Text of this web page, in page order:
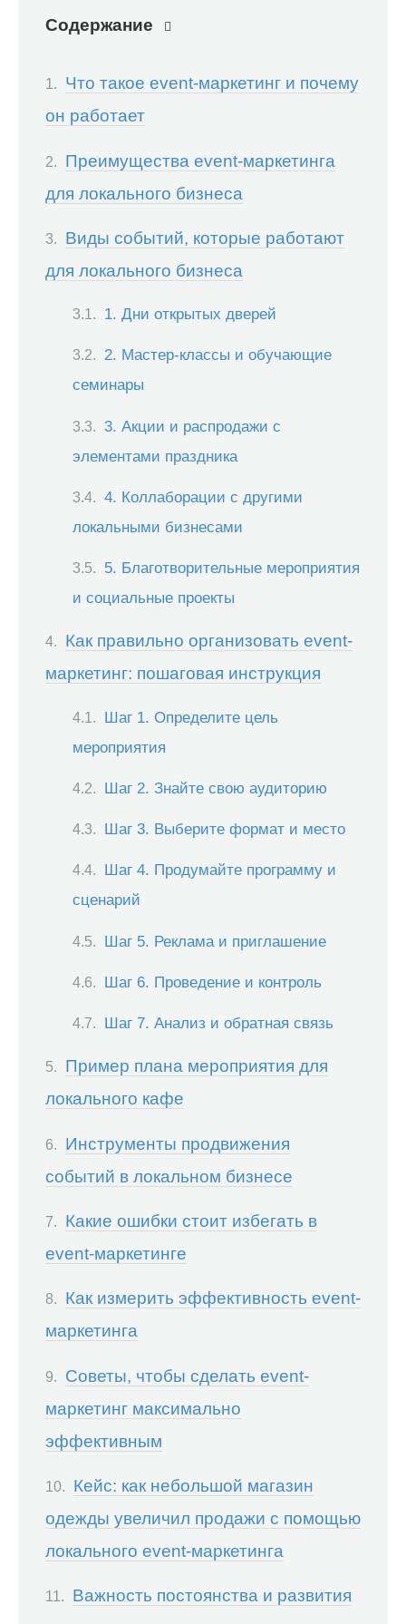
Содержание
Что такое event-маркетинг и почему
он работает
Преимущества event-маркетинга
для локального бизнеса
Виды событий, которые работают
для локального бизнеса
1. Дни открытых дверей
2. Мастер-классы и обучающие
семинары
3. Акции и распродажи с
элементами праздника
4. Коллаборации с другими
локальными бизнесами
5. Благотворительные мероприятия
и социальные проекты
Как правильно организовать event-
маркетинг: пошаговая инструкция
Шаг 1. Определите цель
мероприятия
Шаг 2. Знайте свою аудиторию
Шаг 3. Выберите формат и место
Шаг 4. Продумайте программу и
сценарий
Шаг 5. Реклама и приглашение
Шаг 6. Проведение и контроль
Шаг 7. Анализ и обратная связь
Пример плана мероприятия для
локального кафе
Инструменты продвижения
событий в локальном бизнесе
Какие ошибки стоит избегать в
event-маркетинге
Как измерить эффективность event-
маркетинга
Советы, чтобы сделать event-
маркетинг максимально
эффективным
Кейс: как небольшой магазин
одежды увеличил продажи с помощью
локального event-маркетинга
Важность постоянства и развития